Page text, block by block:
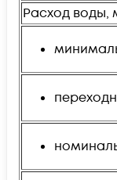
Расход воды,